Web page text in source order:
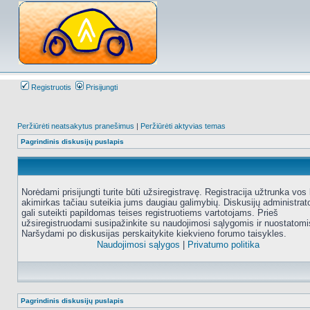
Registruotis Prisijungti
Peržiūrėti neatsakytus pranešimus | Peržiūrėti aktyvias temas
Pagrindinis diskusijų puslapis
Norėdami prisijungti turite būti užsiregistravę. Registracija užtrunka vos
akimirkas tačiau suteikia jums daugiau galimybių. Diskusijų
gali suteikti papildomas teises registruotiems vartotojams. Prieš
užsiregistruodami susipažinkite su naudojimosi sąlygomis ir
Naršydami po diskusijas perskaitykite kiekvieno forumo taisykles.
Naudojimosi sąlygos
Privatumo politika
Pagrindinis diskusijų puslapis